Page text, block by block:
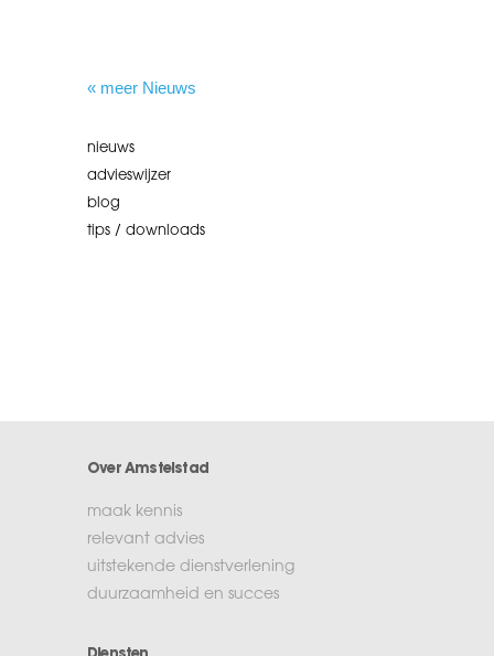
« meer Nieuws
nieuws
advieswijzer
blog
tips / downloads
Over Amstelstad
maak kennis
relevant advies
uitstekende dienstverlening
duurzaamheid en succes